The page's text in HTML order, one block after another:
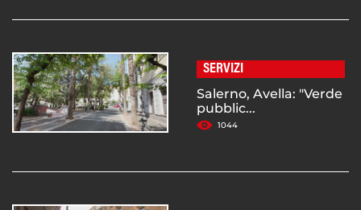
SERVIZI
Salerno, Avella: "Verde
pubblic...
1044